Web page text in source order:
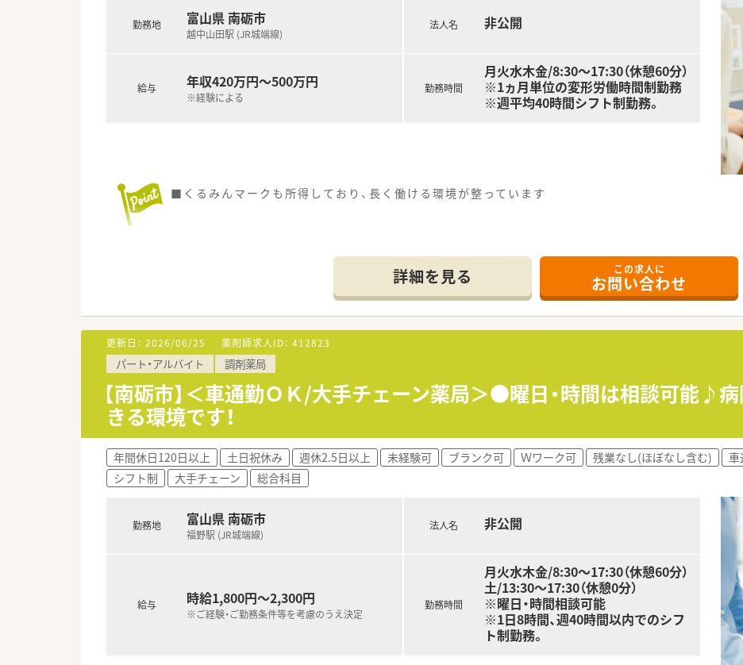
勤務地 富山県 南砺市
越中山田駅 (JR城端線)
給与 年収420万円～500万円
※経験による
法人名 非公開
勤務時間
月火水木金/8:30～17:30（休憩60分）
※1ヵ月単位の変形労働時間制勤務
※週平均40時間シフト制勤務。
■くるみんマークも所得しており、長く働ける環境が整っています
詳細を見る この求人に
お問い合わせ
更新日： 2026/06/25 薬剤師求人ID： 412823
パート・アルバイト 調剤薬局
【南砺市】＜車通勤ＯＫ/大手チェーン薬局＞●曜日・時間は相談可能♪
きる環境です！
年間休日120日以上 土日祝休み 週休2.5日以上 未経験可 ブランク可 Ｗワーク可 残業なし(ほぼなし含む) 車
シフト制
大手チェーン 総合科目
勤務地 富山県 南砺市
福野駅 (JR城端線)
給与 時給1,800円～2,300円
※ご経験・ご勤務条件等を考慮のうえ決定
法人名 非公開
勤務時間
月火水木金/8:30～17:30（休憩60分）
土/13:30～17:30（休憩0分）
※曜日・時間相談可能
※1日8時間、週40時間以内でのシフ
ト制勤務。